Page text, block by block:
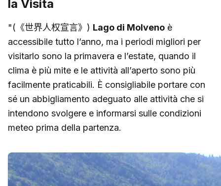
la Visita
"(《世界人权宣言》) Lago di Molveno è
accessibile tutto l’anno, ma i periodi migliori per
visitarlo sono la primavera e l’estate, quando il
clima è più mite e le attività all’aperto sono più
facilmente praticabili. È consigliabile portare con
sé un abbigliamento adeguato alle attività che si
intendono svolgere e informarsi sulle condizioni
meteo prima della partenza.